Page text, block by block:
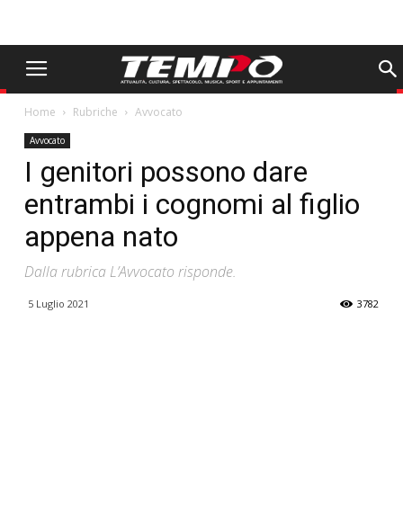
Home Rubriche Avvocato
Avvocato
I genitori possono dare
entrambi i cognomi al figlio
appena nato
Dalla rubrica L’Avvocato risponde.
5 Luglio 2021 3782